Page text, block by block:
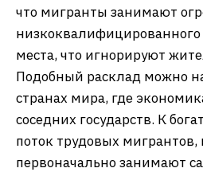
что мигранты занимают
низкоквалифицированного
места, что игнорируют
Подобный расклад можно
странах мира, где
соседних государств. К
поток трудовых мигрантов,
первоначально занимают